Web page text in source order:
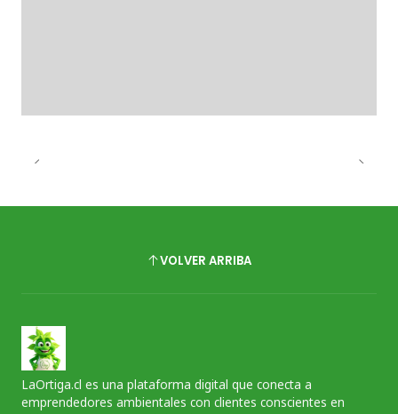
VOLVER ARRIBA
LaOrtiga.cl es una plataforma digital que conecta a
emprendedores ambientales con clientes conscientes en